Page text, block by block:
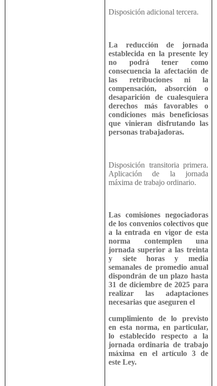
Disposición adicional tercera.
La reducción de jornada
establecida en la presente ley
no podrá tener como
consecuencia la afectación de
las retribuciones ni la
compensación, absorción o
desaparición de cualesquiera
derechos más favorables o
condiciones más beneficiosas
que vinieran disfrutando las
personas trabajadoras.
Disposición transitoria primera.
Aplicación de la jornada
máxima de trabajo ordinario.
Las comisiones negociadoras
de los convenios colectivos que
a la entrada en vigor de esta
norma contemplen una
jornada superior a las treinta
y siete horas y media
semanales de promedio anual
dispondrán de un plazo hasta
31 de diciembre de 2025 para
realizar las adaptaciones
necesarias que aseguren el
cumplimiento de lo previsto
en esta norma, en particular,
lo establecido respecto a la
jornada ordinaria de trabajo
máxima en el artículo 3 de
este Ley.